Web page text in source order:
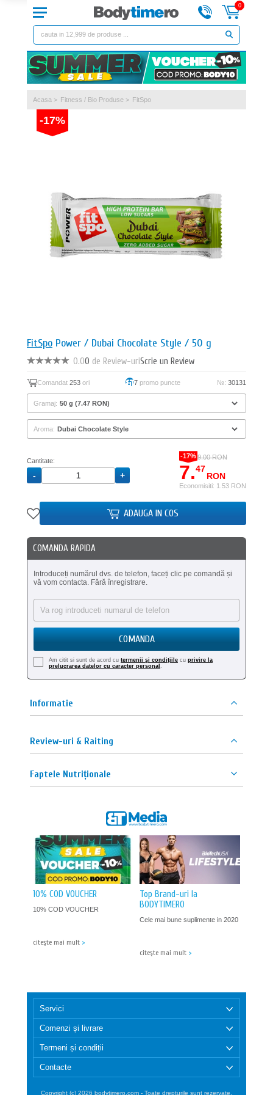
0
Acasa > Fitness / Bio Produse > FitSpo
-17%
FitSpo Power / Dubai Chocolate Style / 50 g
0.00 de Review-uriScrie un Review
Comandat 253ori 7 promo puncte №: 30131
Gramaj:
Aroma:
Cantitate:
-17%9.00 RON
7.47
RON
Economisiti: 1.53 RON
ADAUGA IN COS
COMANDA RAPIDA
Introduceți numărul dvs. de telefon, faceți clic pe comandă și
vă vom contacta. Fără înregistrare.
COMANDA
Am citit si sunt de acord cu termenii şi condiţiile cu privire la
prelucrarea datelor cu caracter personal .
Informatie
Review-uri & Raiting
Faptele Nutriționale
10% COD VOUCHER
10% COD VOUCHER
citeşte mai mult >
Top Brand-uri la
BODYTIMERO
Cele mai bune suplimente in 2020
citeşte mai mult >
Servici
Comenzi și livrare
Termeni și condiții
Contacte
Copyright (c) 2026 bodytimero.com - Toate drepturile sunt rezervate.